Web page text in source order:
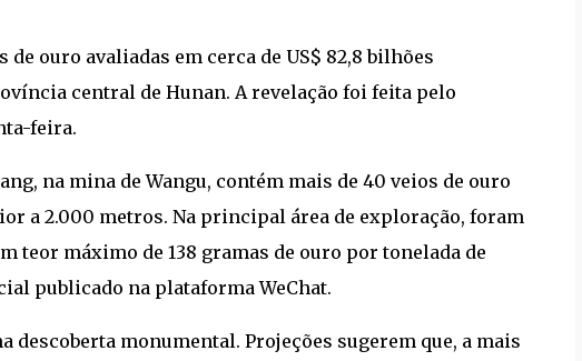
ouro avaliadas em cerca de US$ 82,8 bilhões
central de Hunan. A revelação foi feita pelo
feira.
na mina de Wangu, contém mais de 40 veios de ouro
a 2.000 metros. Na principal área de exploração, foram
teor máximo de 138 gramas de ouro por tonelada de
publicado na plataforma WeChat.
monumental. Projeções sugerem que, a mais